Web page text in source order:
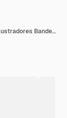
Renderização 3D de fundo para designers ilustradores Bandeiras do Dia da Independência Nacional Irã e Angola